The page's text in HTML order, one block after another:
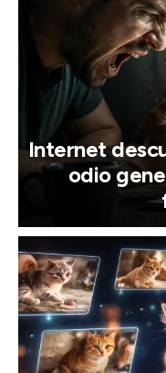
Internet
odio